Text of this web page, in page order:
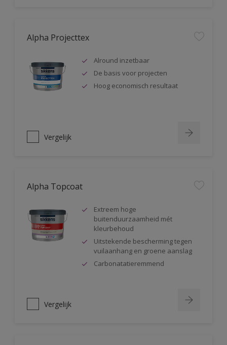
Alpha Projecttex
Alround inzetbaar
De basis voor projecten
Hoog economisch resultaat
Vergelijk
Alpha Topcoat
Extreem hoge
buitenduurzaamheid mét
kleurbehoud
Uitstekende bescherming tegen
vuilaanhang en groene aanslag
Carbonatatieremmend
Vergelijk